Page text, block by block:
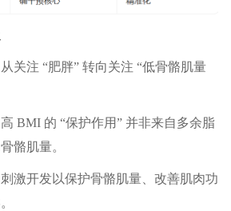
关注 “肥胖” 转向关注 “低骨骼肌量
BMI 的 “保护作用” 并非来自多余脂
骼肌量。
激开发以保护骨骼肌量、改善肌肉功